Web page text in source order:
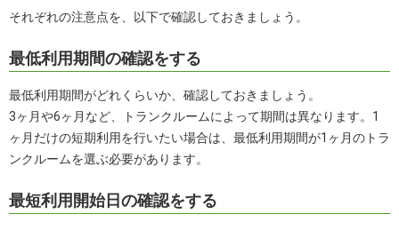
それぞれの注意点を、以下で確認しておきましょう。
最低利用期間の確認をする
最低利用期間がどれくらいか、確認しておきましょう。
3ヶ月や6ヶ月など、トランクルームによって期間は異なります。1
ヶ月だけの短期利用を行いたい場合は、最低利用期間が1ヶ月のトラ
ンクルームを選ぶ必要があります。
最短利用開始日の確認をする